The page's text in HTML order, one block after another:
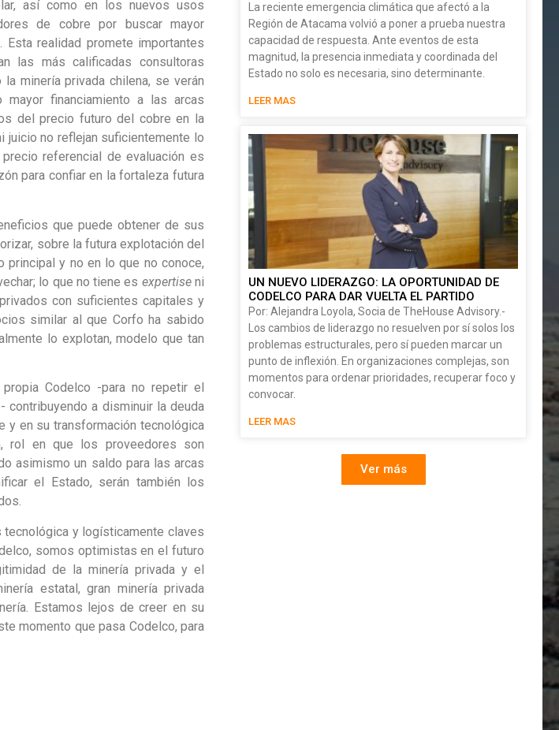
así como en los nuevos usos
de cobre por buscar mayor
realidad promete importantes
las más calificadas consultoras
minería privada chilena, se verán
mayor financiamiento a las arcas
del precio futuro del cobre en la
juicio no reflejan suficientemente lo
referencial de evaluación es
para confiar en la fortaleza futura
que puede obtener de sus
sobre la futura explotación del
y no en lo que no conoce,
lo que no tiene es expertiseni
con suficientes capitales y
similar al que Corfo ha sabido
lo explotan, modelo que tan
Codelco -para no repetir el
contribuyendo a disminuir la deuda
y en su transformación tecnológica
rol en que los proveedores son
asimismo un saldo para las arcas
el Estado, serán también los
y logísticamente claves
somos optimistas en el futuro
de la minería privada y el
estatal, gran minería privada
Estamos lejos de creer en su
momento que pasa Codelco, para
La reciente emergencia climática que afectó a la
Región de Atacama volvió a poner a prueba nuestra
capacidad de respuesta. Ante eventos de esta
magnitud, la presencia inmediata y coordinada del
Estado no solo es necesaria, sino determinante.
LEER MAS
UN NUEVO LIDERAZGO: LA OPORTUNIDAD DE
CODELCO PARA DAR VUELTA EL PARTIDO
Por: Alejandra Loyola, Socia de TheHouse Advisory.-
Los cambios de liderazgo no resuelven por sí solos los
problemas estructurales, pero sí pueden marcar un
punto de inflexión. En organizaciones complejas, son
momentos para ordenar prioridades, recuperar foco y
convocar.
LEER MAS
Ver más